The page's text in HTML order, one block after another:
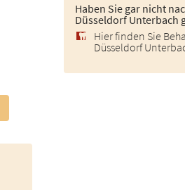
Haben Sie gar nicht
Düsseldorf Unterbach
Hier finden Sie
Düsseldorf